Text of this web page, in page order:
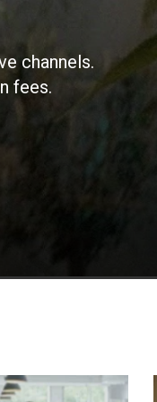
channels.
fees.